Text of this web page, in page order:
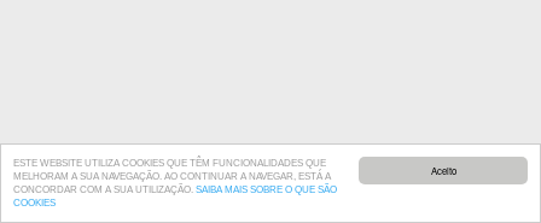
Aceito
ESTE WEBSITE UTILIZA COOKIES QUE TÊM FUNCIONALIDADES QUE
MELHORAM A SUA NAVEGAÇÃO. AO CONTINUAR A NAVEGAR, ESTÁ A
CONCORDAR COM A SUA UTILIZAÇÃO. SAIBA MAIS SOBRE O QUE SÃO
COOKIES